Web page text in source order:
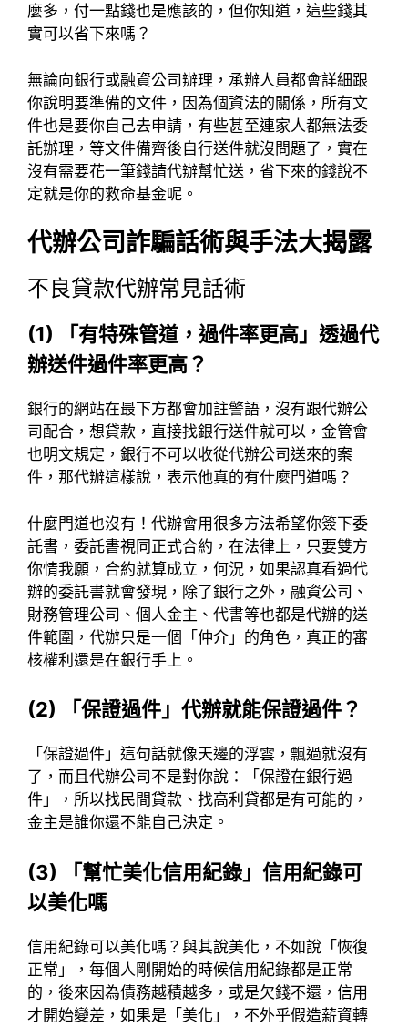
麼多，付一點錢也是應該的，但你知道，這些錢其
實可以省下來嗎？
無論向銀行或融資公司辦理，承辦人員都會詳細跟
你說明要準備的文件，因為個資法的關係，所有文
件也是要你自己去申請，有些甚至連家人都無法委
託辦理，等文件備齊後自行送件就沒問題了，實在
沒有需要花一筆錢請代辦幫忙送，省下來的錢說不
定就是你的救命基金呢。
代辦公司詐騙話術與手法大揭露
不良貸款代辦常見話術
(1) 「有特殊管道，過件率更高」透過代
辦送件過件率更高？
銀行的網站在最下方都會加註警語，沒有跟代辦公
司配合，想貸款，直接找銀行送件就可以，金管會
也明文規定，銀行不可以收從代辦公司送來的案
件，那代辦這樣說，表示他真的有什麼門道嗎？
什麼門道也沒有！代辦會用很多方法希望你簽下委
託書，委託書視同正式合約，在法律上，只要雙方
你情我願，合約就算成立，何況，如果認真看過代
辦的委託書就會發現，除了銀行之外，融資公司、
財務管理公司、個人金主、代書等也都是代辦的送
件範圍，代辦只是一個「仲介」的角色，真正的審
核權利還是在銀行手上。
(2) 「保證過件」代辦就能保證過件？
「保證過件」這句話就像天邊的浮雲，飄過就沒有
了，而且代辦公司不是對你說：「保證在銀行過
件」，所以找民間貸款、找高利貸都是有可能的，
金主是誰你還不能自己決定。
(3) 「幫忙美化信用紀錄」信用紀錄可
以美化嗎
信用紀錄可以美化嗎？與其說美化，不如說「恢復
正常」，每個人剛開始的時候信用紀錄都是正常
的，後來因為債務越積越多，或是欠錢不還，信用
才開始變差，如果是「美化」，不外乎假造薪資轉